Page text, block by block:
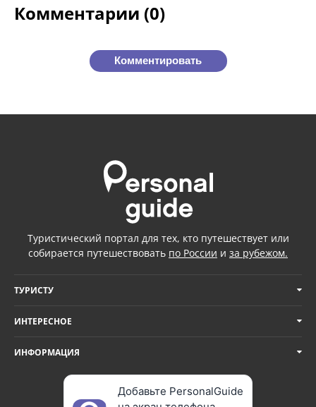
Комментарии (0)
Комментировать
Туристический портал для тех, кто путешествует или
собирается путешествовать по России и за рубежом.
ТУРИСТУ
ИНТЕРЕСНОЕ
ИНФОРМАЦИЯ
Добавьте PersonalGuide